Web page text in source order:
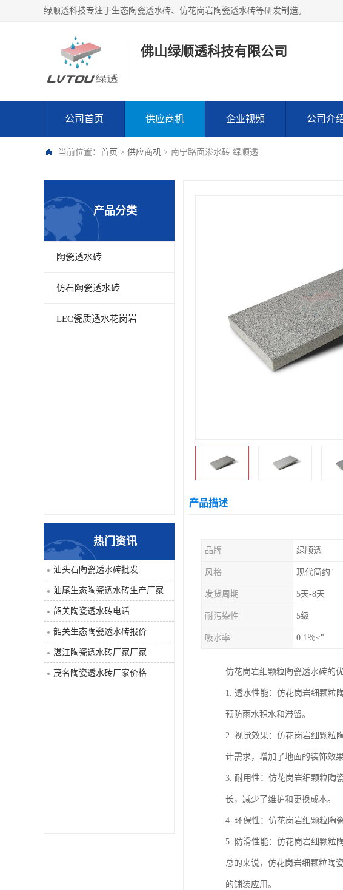
绿顺透科技专注于生态陶瓷透水砖、仿花岗岩陶瓷透水砖等研发制造。
佛山绿顺透科技有限公司
公司首页 供应商机 企业视频 公司介
当前位置： 首页 > 供应商机 > 南宁路面渗水砖 绿顺透
产品分类
陶瓷透水砖
仿石陶瓷透水砖
LEC瓷质透水花岗岩
热门资讯
汕头石陶瓷透水砖批发
汕尾生态陶瓷透水砖生产厂家
韶关陶瓷透水砖电话
韶关生态陶瓷透水砖报价
湛江陶瓷透水砖厂家厂家
茂名陶瓷透水砖厂家价格
产品描述
品牌 绿顺透
风格 现代简约"
发货周期 5天-8天
耐污染性 5级
吸水率 0.1％≤"
仿花岗岩细颗粒陶瓷透水砖的
1. 透水性能：仿花岗岩细颗粒
预防雨水积水和滞留。
2. 视觉效果：仿花岗岩细颗粒
计需求，增加了地面的装饰效果
3. 耐用性：仿花岗岩细颗粒陶
长，减少了维护和更换成本。
4. 环保性：仿花岗岩细颗粒陶
5. 防滑性能：仿花岗岩细颗粒
总的来说，仿花岗岩细颗粒陶
的铺装应用。